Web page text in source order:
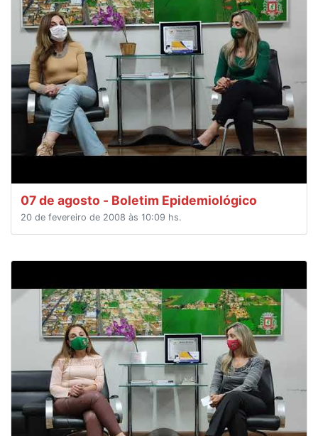
07 de agosto - Boletim Epidemiológico
20 de fevereiro de 2008 às 10:09 hs.